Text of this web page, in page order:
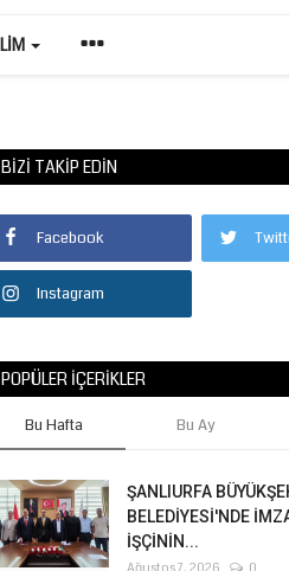
BIZI TAKIP EDIN
Facebook
Instagram
POPÜLER İÇERIKLER
Bu Hafta Bu Ay
ŞANLIURFA
BELEDİYESİ'NDE
İŞÇİNİN...